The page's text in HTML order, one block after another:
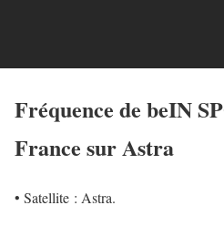
Fréquence de beIN
France sur Astra
• Satellite : Astra.